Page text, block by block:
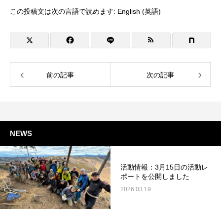
この投稿文は次の言語で読めます: English (英語)
前の記事 次の記事
NEWS
活動情報：3月15日の活動レ
ポートを公開しました
2026.03.19